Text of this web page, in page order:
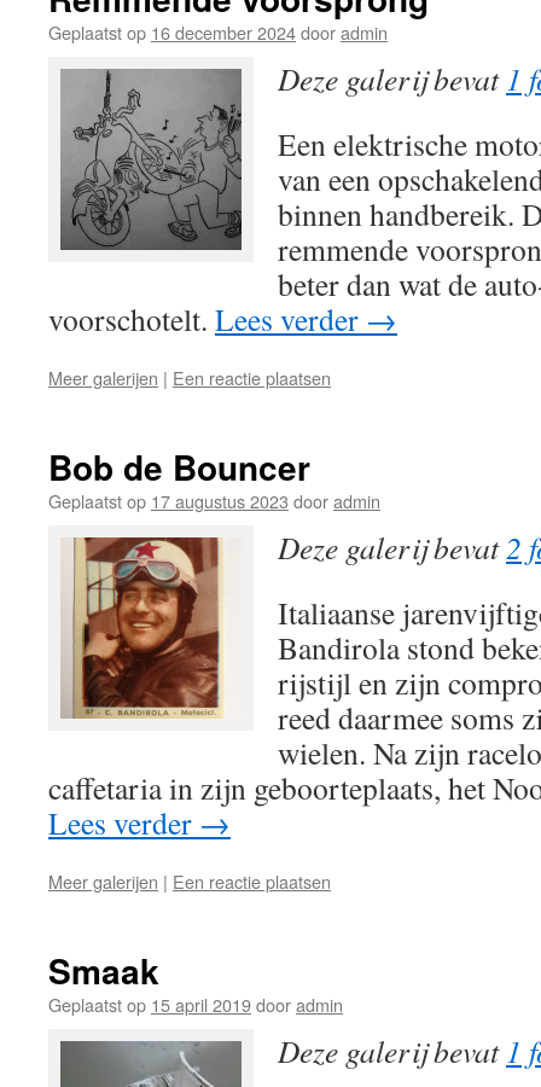
Geplaatst op 16 december 2024dooradmin
Deze galerij bevat1
Een elektrische
van een
binnen handbereik.
remmende
beter dan wat de
voorschotelt. Lees verder →
Meer galerijen | Een reactie plaatsen
Bob de Bouncer
Geplaatst op 17 augustus 2023 dooradmin
Deze galerij bevat2
Italiaanse
Bandirola stond
rijstijl en zijn
reed daarmee soms
wielen. Na zijn
caffetaria in zijn geboorteplaats, het
Lees verder →
Meer galerijen | Een reactie plaatsen
Smaak
Geplaatst op 15 april 2019dooradmin
Deze galerij bevat1